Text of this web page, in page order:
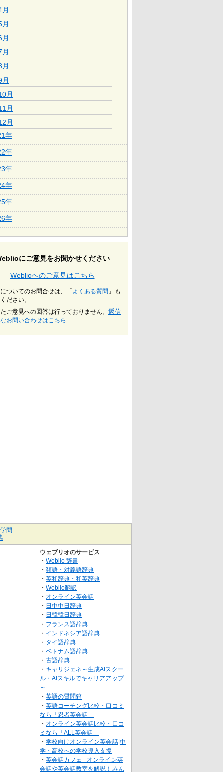
月
月
月
月
月
月
月
月
月
年
年
年
年
年
年
にご意見をお聞かせください
Weblioへのご意見はこちら
ついてのお問合せは、「 よくある質問 」も
ださい。
ご意見への回答は行っておりません。 返信
お問い合わせはこちら
学問
ウェブリオのサービス
・ Weblio 辞書
・ 類語・対義語辞典
・ 英和辞典・和英辞典
・ Weblio翻訳
・ オンライン英会話
・ 日中中日辞典
・ 日韓韓日辞典
・ フランス語辞典
・ インドネシア語辞典
・ タイ語辞典
・ ベトナム語辞典
・ 古語辞典
・ キャリジェネ～生成AIスクー
ル・AIスキルでキャリアアップ
～
・ 英語の質問箱
・ 英語コーチング比較・口コミ
なら「忍者英会話」
・ オンライン英会話比較・口コ
ミなら「ALL英会話」
・ 学校向けオンライン英会話|中
学・高校への学校導入支援
・ 英会話カフェ - オンライン英
会話や英会話教室を解説！みん